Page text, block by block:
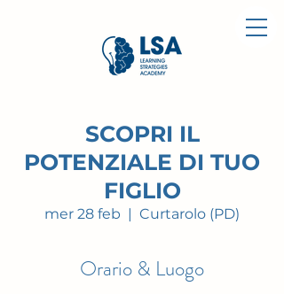
SCOPRI IL
POTENZIALE DI TUO
FIGLIO
mer 28 feb
  |
Curtarolo (PD)
Orario & Luogo